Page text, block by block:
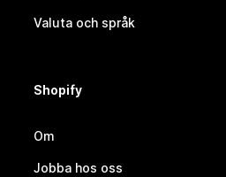
Valuta och språk
Shopify
Om
Jobba hos oss